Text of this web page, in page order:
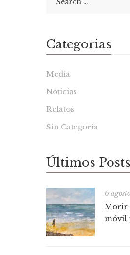
Categorias
Media
Noticias
Relatos
Sin Categoría
Últimos Posts
6
Morir
móvil